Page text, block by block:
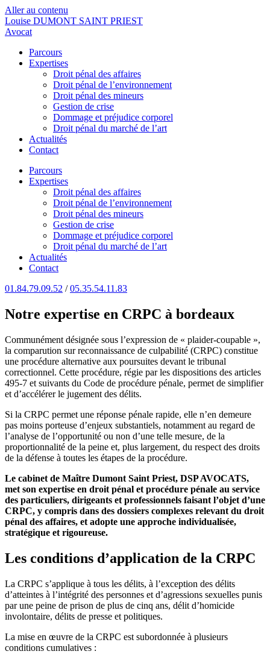
Aller au contenu
Louise DUMONT SAINT PRIEST
Avocat
Parcours
Expertises
Droit pénal des affaires
Droit pénal de l’environnement
Droit pénal des mineurs
Gestion de crise
Dommage et préjudice corporel
Droit pénal du marché de l’art
Actualités
Contact
Parcours
Expertises
Droit pénal des affaires
Droit pénal de l’environnement
Droit pénal des mineurs
Gestion de crise
Dommage et préjudice corporel
Droit pénal du marché de l’art
Actualités
Contact
01.84.79.09.52 /05.35.54.11.83
Notre expertise en CRPC à bordeaux
Communément désignée sous l’expression de « plaider-coupable »,
la comparution sur reconnaissance de culpabilité (CRPC) constitue
une procédure alternative aux poursuites devant le tribunal
correctionnel. Cette procédure, régie par les dispositions des articles
495-7 et suivants du Code de procédure pénale, permet de simplifier
et d’accélérer le jugement des délits.
Si la CRPC permet une réponse pénale rapide, elle n’en demeure
pas moins porteuse d’enjeux substantiels, notamment au regard de
l’analyse de l’opportunité ou non d’une telle mesure, de la
proportionnalité de la peine et, plus largement, du respect des droits
de la défense à toutes les étapes de la procédure.
Le cabinet de Maître Dumont Saint Priest, DSP AVOCATS,
met son expertise en droit pénal et procédure pénale au service
des particuliers, dirigeants et professionnels faisant l’objet d’une
CRPC, y compris dans des dossiers complexes relevant du droit
pénal des affaires, et adopte une approche individualisée,
stratégique et rigoureuse.
Les conditions d’application de la CRPC
La CRPC s’applique à tous les délits, à l’exception des délits
d’atteintes à l’intégrité des personnes et d’agressions sexuelles punis
par une peine de prison de plus de cinq ans, délit d’homicide
involontaire, délits de presse et politiques.
La mise en œuvre de la CRPC est subordonnée à plusieurs
conditions cumulatives :